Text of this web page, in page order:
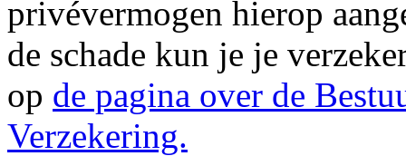
privévermogen hierop
de schade kun je je
op de pagina over de
Verzekering.